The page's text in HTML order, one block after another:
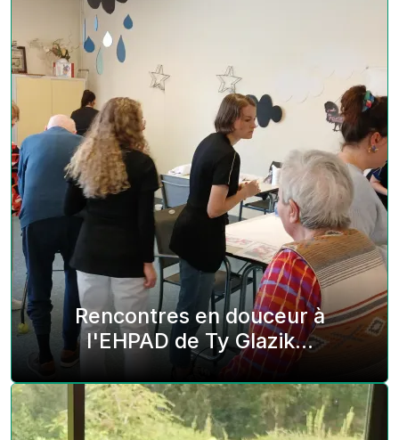
Rencontres en douceur à
l'EHPAD de Ty Glazik...